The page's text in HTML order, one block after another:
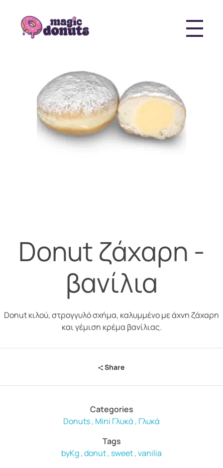
Donut ζάχαρη -
βανίλια
Donut κιλού, στρογγυλό σχήμα, καλυμμένο με άχνη ζάχαρη
και γέμιση κρέμα βανίλιας.
Share
Categories
Donuts Mini Γλυκά Γλυκά
Tags
byKg donut sweet vanilia